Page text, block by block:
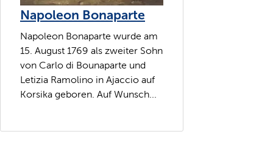
Napoleon Bonaparte
Napoleon Bonaparte wurde am
15. August 1769 als zweiter Sohn
von Carlo di Bounaparte und
Letizia Ramolino in Ajaccio auf
Korsika geboren. Auf Wunsch...